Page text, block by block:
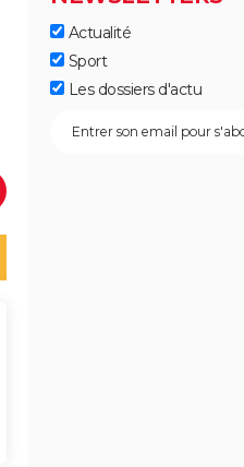
Actualité
Sport
Les dossiers d'actu